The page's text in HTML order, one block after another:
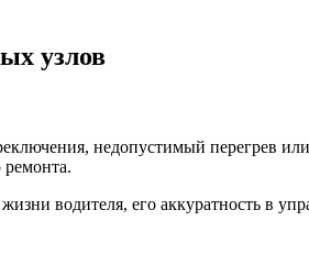
узлов
недопустимый перегрев
ремонта.
водителя, его аккуратность в